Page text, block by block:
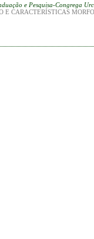
e Pesquisa-Congrega
E CARACTERÍSTICAS